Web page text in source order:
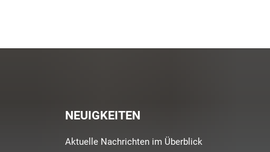
NEUIGKEITEN
Aktuelle Nachrichten im Überblick